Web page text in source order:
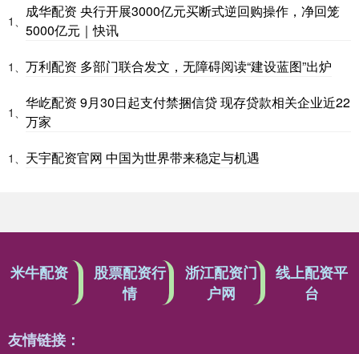
1、
成华配资 央行开展3000亿元买断式逆回购操作，净回笼
5000亿元｜快讯
1、 万利配资 多部门联合发文，无障碍阅读“建设蓝图”出炉
1、
华屹配资 9月30日起支付禁捆信贷 现存贷款相关企业近22
万家
1、 天宇配资官网 中国为世界带来稳定与机遇
米牛配资
股票配资行
情
浙江配资门
户网
线上配资平
台
友情链接：